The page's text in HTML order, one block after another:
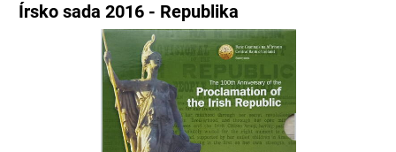
Írsko sada 2016 - Republika